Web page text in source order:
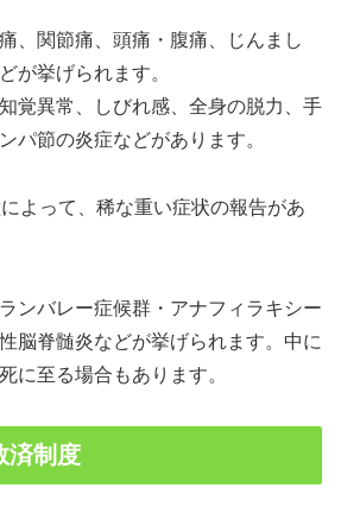
、関節痛、頭痛・腹痛、じんまし
が挙げられます。
覚異常、しびれ感、全身の脱力、手
パ節の炎症などがあります。
よって、稀な重い症状の報告があ
ンバレー症候群・アナフィラキシー
脳脊髄炎などが挙げられます。中に
に至る場合もあります。
済制度